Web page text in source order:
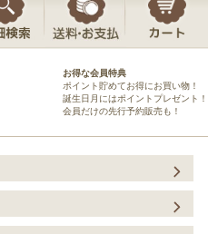
お得な会員特典
ポイント貯めてお得にお買い物！
誕生日月にはポイントプレゼント！
会員だけの先行予約販売も！